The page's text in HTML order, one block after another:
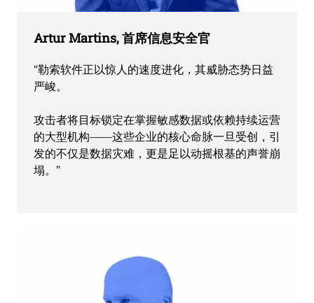
Artur Martins, 首席信息安全官
“勒索软件正以惊人的速度进化，其威胁态势日益
严峻。
攻击者将目标锁定在掌握敏感数据或依赖持续运营
的大型机构——这些企业的核心命脉一旦受创，引
发的不仅是数据灾难，更是足以动摇根基的声誉崩
塌。”